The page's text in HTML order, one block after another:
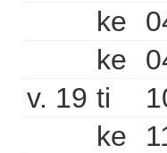
ke
ke
v. 19 ti
ke